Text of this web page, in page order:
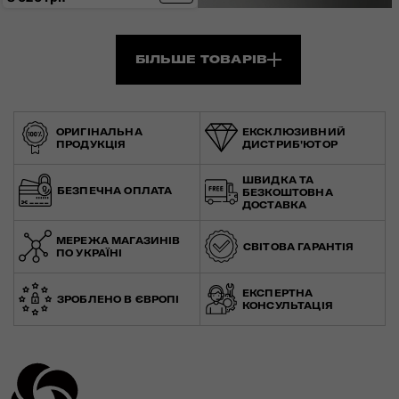
БІЛЬШЕ ТОВАРІВ
ОРИГІНАЛЬНА
ПРОДУКЦІЯ
ЕКСКЛЮЗИВНИЙ
ДИСТРИБ'ЮТОР
БЕЗПЕЧНА ОПЛАТА
ШВИДКА ТА
БЕЗКОШТОВНА
ДОСТАВКА
МЕРЕЖА МАГАЗИНІВ
ПО УКРАЇНІ
СВІТОВА ГАРАНТІЯ
ЗРОБЛЕНО В ЄВРОПІ
ЕКСПЕРТНА
КОНСУЛЬТАЦІЯ